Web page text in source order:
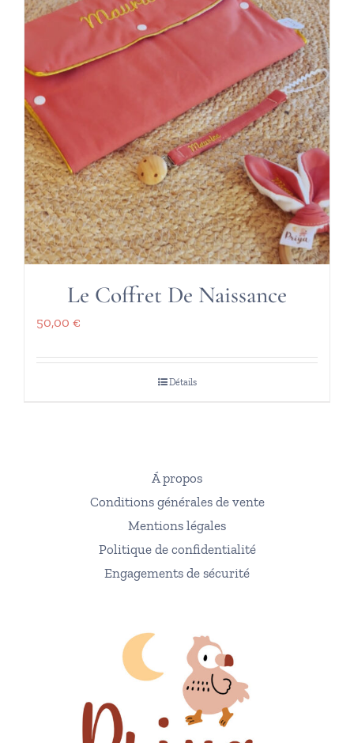
Le Coffret De Naissance
50,00 €
Détails
Á propos
Conditions générales de vente
Mentions légales
Politique de confidentialité
Engagements de sécurité